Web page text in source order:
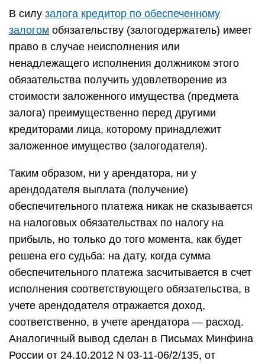
В силу залога кредитор по обеспеченному
залогом обязательству (залогодержатель) имеет
право в случае неисполнения или
ненадлежащего исполнения должником этого
обязательства получить удовлетворение из
стоимости заложенного имущества (предмета
залога) преимущественно перед другими
кредиторами лица, которому принадлежит
заложенное имущество (залогодателя).
Таким образом, ни у арендатора, ни у
арендодателя выплата (получение)
обеспечительного платежа никак не сказывается
на налоговых обязательствах по налогу на
прибыль, но только до того момента, как будет
решена его судьба: на дату, когда сумма
обеспечительного платежа засчитывается в счет
исполнения соответствующего обязательства, в
учете арендодателя отражается доход,
соответственно, в учете арендатора — расход.
Аналогичный вывод сделан в Письмах Минфина
России от 24.10.2012 N 03-11-06/2/135, от